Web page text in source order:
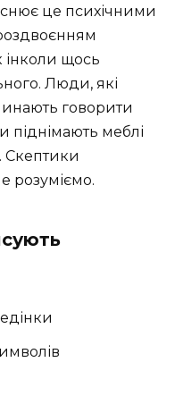
це психічними
інколи щось
Люди, які
говорити
піднімають меблі
Скептики
розуміємо.